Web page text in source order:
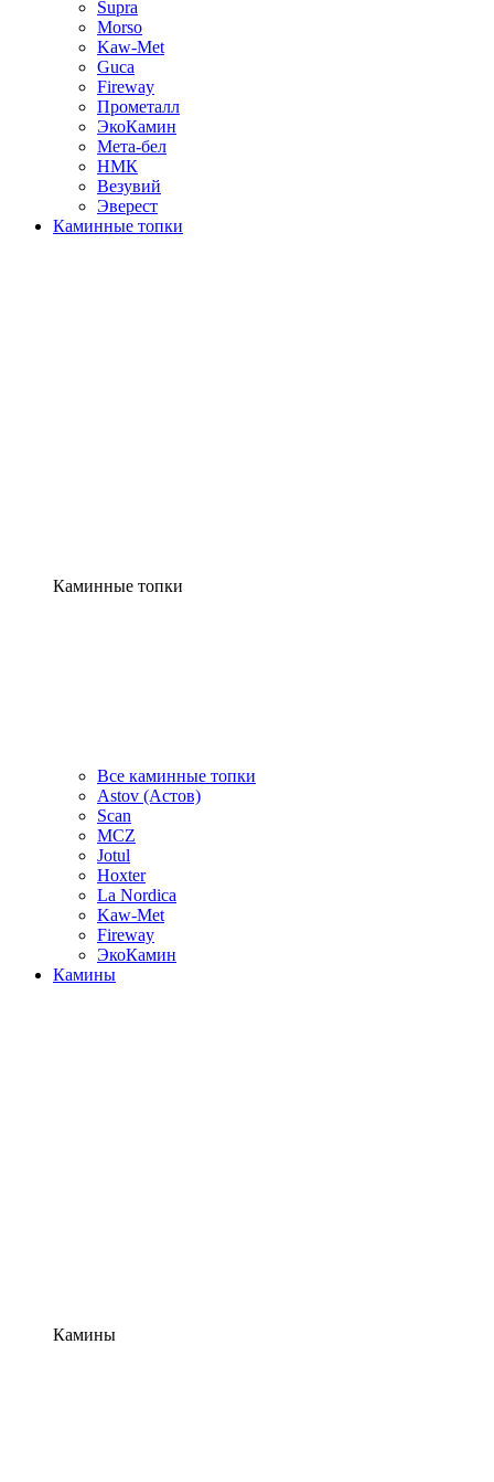
Supra
Morso
Kaw-Met
Guca
Fireway
Прометалл
ЭкоКамин
Мета-бел
НМК
Везувий
Эверест
Каминные топки
Каминные топки
Все каминные топки
Astov (Астов)
Scan
MCZ
Jotul
Hoxter
La Nordica
Kaw-Met
Fireway
ЭкоКамин
Камины
Камины